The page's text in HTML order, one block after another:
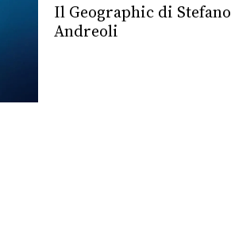
Il Geographic di Stefano
Andreoli